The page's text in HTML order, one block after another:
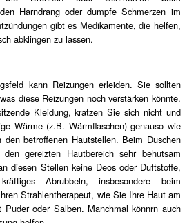
Harndrang oder dumpfe Schmerzen im
gibt es Medikamente, die helfen,
abklingen zu lassen.
kann Reizungen erleiden. Sie sollten
diese Reizungen noch verstärken könnte.
Kleidung, kratzen Sie sich nicht und
Wärme (z.B. Wärmflaschen) genauso wie
betroffenen Hautstellen. Beim Duschen
gereizten Hautbereich sehr behutsam
diesen Stellen keine Deos oder Duftstoffe,
Abrubbeln, insbesondere beim
Strahlentherapeut, wie Sie Ihre Haut am
oder Salben. Manchmal könnrn auch